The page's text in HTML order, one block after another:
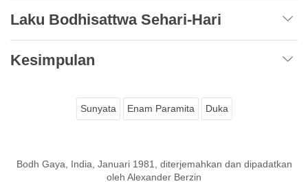
Laku Bodhisattwa Sehari-Hari
Kesimpulan
Sunyata Enam Paramita Duka
Bodh Gaya, India, Januari 1981, diterjemahkan dan dipadatkan
oleh Alexander Berzin